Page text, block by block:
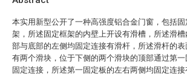
本实用新型公开了一种高强度铝合金门窗，包括固
架，所述固定框架的内壁上开设有滑槽，所述滑槽
部与底部的左侧均固定连接有滑杆，所述滑杆的表
有两个滑块，位于下侧的两个滑块的顶部通过第一
固定连接，所述第一固定板的左右两侧均固定连接